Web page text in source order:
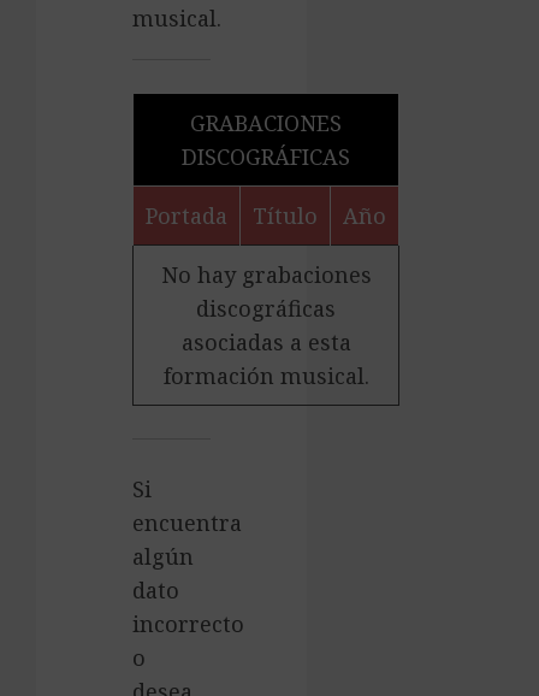
musical.
GRABACIONES
DISCOGRÁFICAS
Portada Título Año
No hay grabaciones
discográficas
asociadas a esta
formación musical.
Si
encuentra
algún
dato
incorrecto
o